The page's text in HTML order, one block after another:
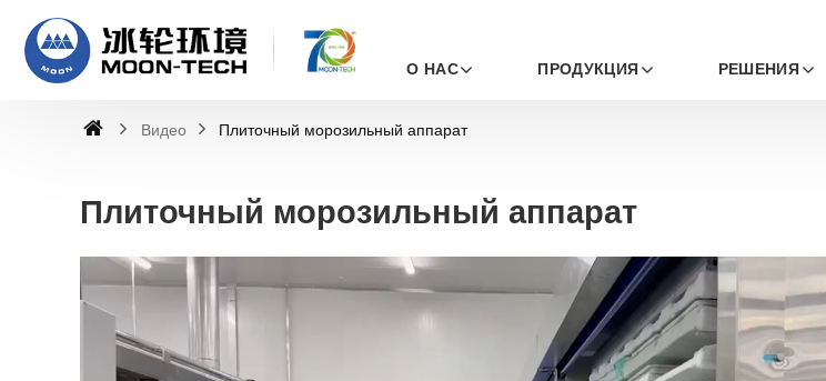
О НАС ПРОДУКЦИЯ РЕШЕНИЯ
Видео Плиточный морозильный аппарат
Плиточный морозильный аппарат